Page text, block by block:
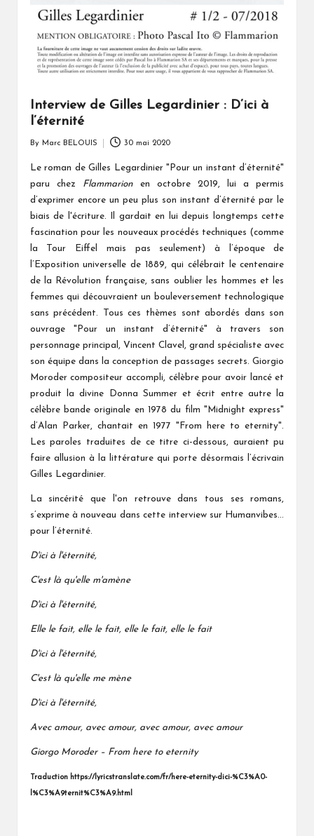
Interview de Gilles Legardinier : D’ici à
l’éternité
by
By Marc BELOUIS 30 mai 2020
Le roman de Gilles Legardinier "Pour un instant d’éternité"
paru chez Flammarion en octobre 2019, lui a permis
d’exprimer encore un peu plus son instant d’éternité par le
biais de l'écriture. Il gardait en lui depuis longtemps cette
fascination pour les nouveaux procédés techniques (comme
la Tour Eiffel mais pas seulement) à l’époque de
l’Exposition universelle de 1889, qui célébrait le centenaire
de la Révolution française, sans oublier les hommes et les
femmes qui découvraient un bouleversement technologique
sans précédent. Tous ces thèmes sont abordés dans son
ouvrage "Pour un instant d’éternité" à travers son
personnage principal, Vincent Clavel, grand spécialiste avec
son équipe dans la conception de passages secrets. Giorgio
Moroder compositeur accompli, célèbre pour avoir lancé et
produit la divine Donna Summer et écrit entre autre la
célèbre bande originale en 1978 du film "Midnight express"
d’Alan Parker, chantait en 1977 "From here to eternity".
Les paroles traduites de ce titre ci-dessous, auraient pu
faire allusion à la littérature qui porte désormais l’écrivain
Gilles Legardinier.
La sincérité que l'on retrouve dans tous ses romans,
s’exprime à nouveau dans cette interview sur Humanvibes...
pour l’éternité.
D'ici à l'éternité,
C'est là qu'elle m'amène
D'ici à l'éternité,
Elle le fait, elle le fait, elle le fait, elle le fait
D'ici à l'éternité,
C'est là qu'elle me mène
D'ici à l'éternité,
Avec amour, avec amour, avec amour, avec amour
Giorgo Moroder – From here to eternity
Traduction https://lyricstranslate.com/fr/here-eternity-dici-%C3%A0-
l%C3%A9ternit%C3%A9.html